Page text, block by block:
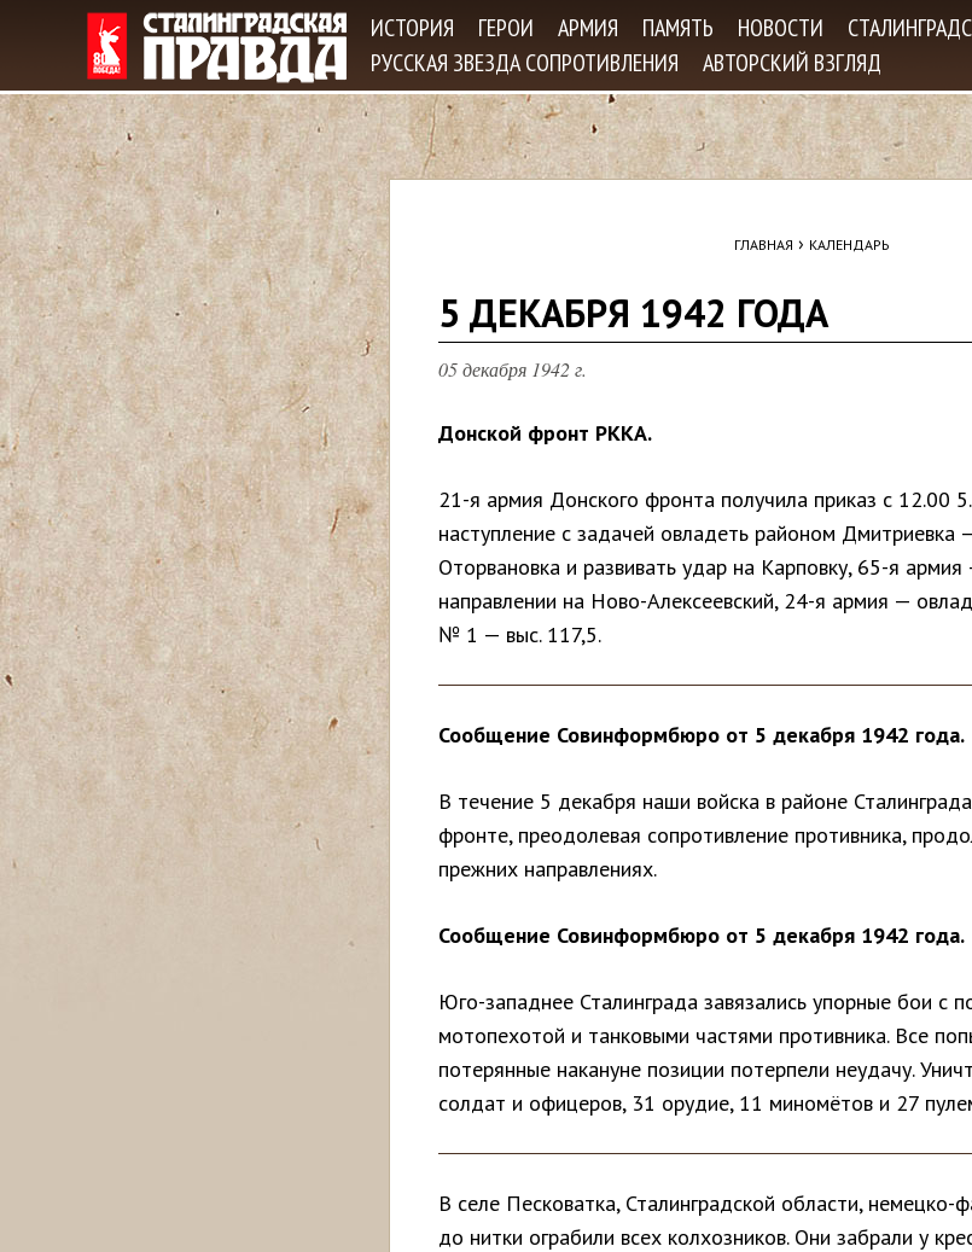
Jump to navigation
ИСТОРИЯ ГЕРОИ АРМИЯ ПАМЯТЬ НОВОСТИ
РУССКАЯ ЗВЕЗДА СОПРОТИВЛЕНИЯ
АВТОРСКИЙ ВЗГЛЯД
ы
е
с
ь
ГЛАВНАЯ › КАЛЕНДАРЬ
5 ДЕКАБРЯ 1942 ГОДА
05 декабря 1942 г.
Донской фронт РККА.
21-я армия Донского фронта получила приказ с 12.00
наступление с задачей овладеть районом Дмитриевка
Оторвановка и развивать удар на Карповку, 65-я
направлении на Ново-Алексеевский, 24-я армия —
№ 1 — выс. 117,5.
Сообщение Совинформбюро от 5 декабря 1942 года.
В течение 5 декабря наши войска в районе
фронте, преодолевая сопротивление противника,
прежних направлениях.
Сообщение Совинформбюро от 5 декабря 1942 года.
Юго-западнее Сталинграда завязались упорные бои с
мотопехотой и танковыми частями противника. Все
потерянные накануне позиции потерпели неудачу.
солдат и офицеров, 31 орудие, 11 миномётов и 27
В селе Песковатка, Сталинградской области, немецко-
до нитки ограбили всех колхозников. Они забрали у